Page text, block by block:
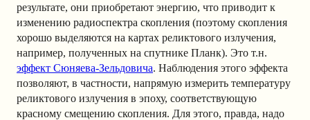
результате, они приобретают энергию, что приводит к
изменению радиоспектра скопления (поэтому скопления
хорошо выделяются на картах реликтового излучения,
например, полученных на спутнике Планк). Это т.н.
эффект Сюняева-Зельдовича. Наблюдения этого эффекта
позволяют, в частности, напрямую измерить температуру
реликтового излучения в эпоху, соответствующую
красному смещению скопления. Для этого, правда, надо